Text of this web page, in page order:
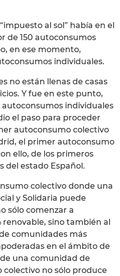
al sol” había en el
de 150 autoconsumos
en ese momento,
individuales.
no están llenas de casas
Y fue en este punto,
individuales
el paso para proceder
autoconsumo colectivo
el primer autoconsumo
ello, de los primeros
del estado Español.
colectivo donde una
y Solidaria puede
sólo comenzar a
sino también al
comunidades más
en el ámbito de
una comunidad de
colectivo no sólo produce